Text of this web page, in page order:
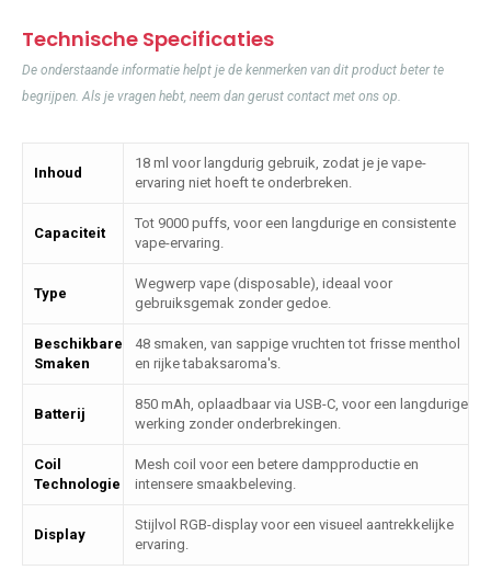
Technische Specificaties
De onderstaande informatie helpt je de kenmerken van dit product beter te
begrijpen. Als je vragen hebt, neem dan gerust contact met ons op.
Inhoud
18 ml voor langdurig gebruik, zodat je je vape-
ervaring niet hoeft te onderbreken.
Capaciteit
Tot 9000 puffs, voor een langdurige en consistente
vape-ervaring.
Type
Wegwerp vape (disposable), ideaal voor
gebruiksgemak zonder gedoe.
Beschikbare
Smaken
48 smaken, van sappige vruchten tot frisse menthol
en rijke tabaksaroma's.
Batterij
850 mAh, oplaadbaar via USB-C, voor een langdurige
werking zonder onderbrekingen.
Coil
Technologie
Mesh coil voor een betere dampproductie en
intensere smaakbeleving.
Display
Stijlvol RGB-display voor een visueel aantrekkelijke
ervaring.